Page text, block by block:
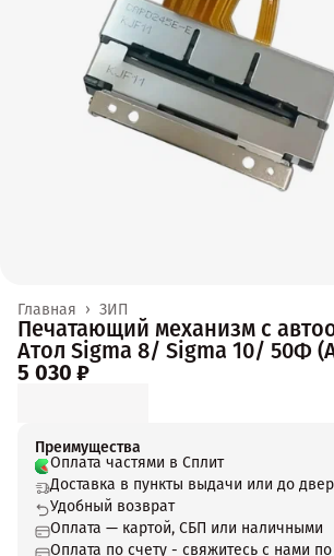
ЗИП
Главная ›
Печатающий механизм с
Атол Sigma 8/ Sigma 10/ 50Ф
5 030 ₽
Преимущества
Оплата частями в Сплит
Доставка в пункты выдачи или до
Удобный возврат
Оплата — картой, СБП или наличными
Оплата по счету - свяжитесь с нами по